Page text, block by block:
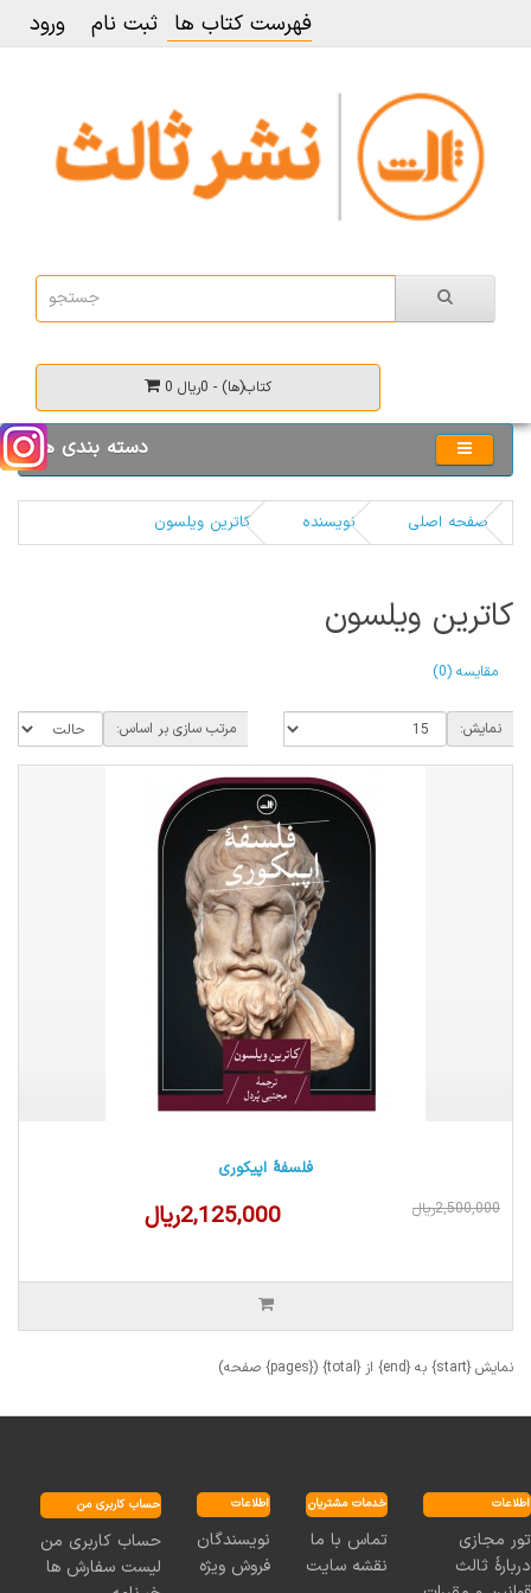
فهرست کتاب ها ثبت نام ورود
0 کتاب(ها) - 0ریال
دسته بندی ها
صفحه اصلی نویسنده کاترین ویلسون
کاترین ویلسون
مقایسه (0)
مرتب سازی بر اساس: نمایش:
فلسفهٔ اپیکوری
2,125,000ریال 2,500,000ریال
نمایش {start} به {end} از {total} ({pages} صفحه)
اطلاعات
تور مجازی
دربارۀ ثالث
خدمات مشتریان
تماس با ما
نقشه سایت
اطلاعات
نویسندگان
فروش ویژه
حساب کاربری من
حساب کاربری من
لیست سفارش ها